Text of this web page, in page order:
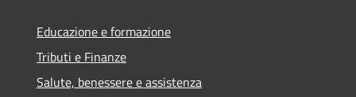
Educazione e formazione
Tributi e Finanze
Salute, benessere e assistenza